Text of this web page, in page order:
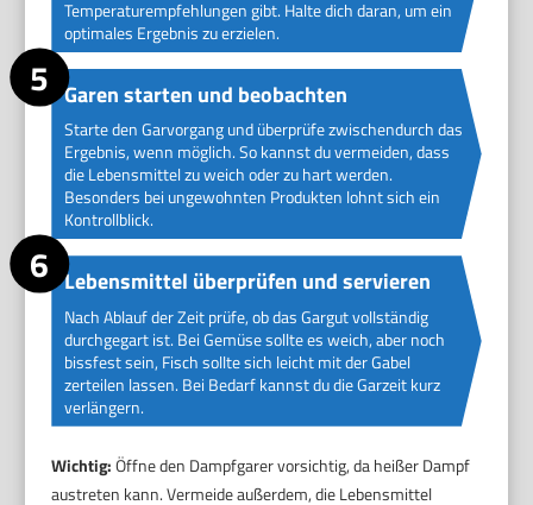
Temperaturempfehlungen gibt. Halte dich daran, um ein
optimales Ergebnis zu erzielen.
Garen starten und beobachten
Starte den Garvorgang und überprüfe zwischendurch das
Ergebnis, wenn möglich. So kannst du vermeiden, dass
die Lebensmittel zu weich oder zu hart werden.
Besonders bei ungewohnten Produkten lohnt sich ein
Kontrollblick.
Lebensmittel überprüfen und servieren
Nach Ablauf der Zeit prüfe, ob das Gargut vollständig
durchgegart ist. Bei Gemüse sollte es weich, aber noch
bissfest sein, Fisch sollte sich leicht mit der Gabel
zerteilen lassen. Bei Bedarf kannst du die Garzeit kurz
verlängern.
Wichtig:Öffne den Dampfgarer vorsichtig, da heißer Dampf
austreten kann. Vermeide außerdem, die Lebensmittel